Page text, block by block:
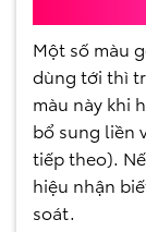
Một số màu
dùng tới thì
màu này khi
bổ sung liền
tiếp theo).
hiệu nhận
soát.